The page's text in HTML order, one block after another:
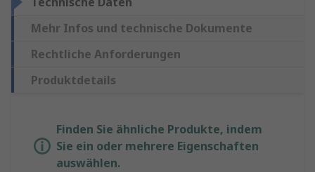
Mehr Infos und technische Dokumente
Rechtliche Anforderungen
Produktdetails
Finden Sie ähnliche Produkte, indem
Sie ein oder mehrere Eigenschaften
auswählen.